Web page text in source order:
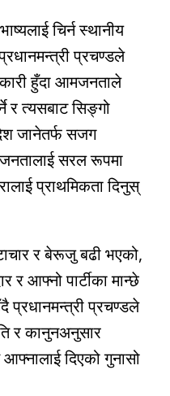
चिर्न स्थानीय
प्रचण्डले
हुँदा आमजनताले
र त्यसबाट सिङ्गो
जानेतर्फ सजग
सरल रूपमा
प्राथमिकता दिनुस्
र बेरूजु बढी भएको,
र आफ्नो पार्टीका मान्छे
प्रधानमन्त्री प्रचण्डले
र कानुनअनुसार
आफ्नालाई दिएको गुनासो